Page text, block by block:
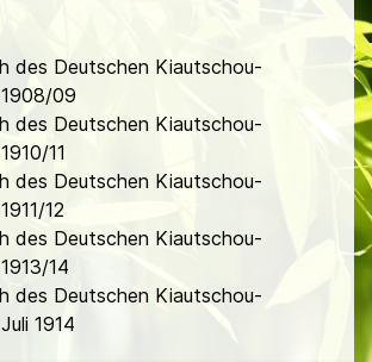
des Deutschen Kiautschou-
09
des Deutschen Kiautschou-
11
des Deutschen Kiautschou-
12
des Deutschen Kiautschou-
14
des Deutschen Kiautschou-
1914